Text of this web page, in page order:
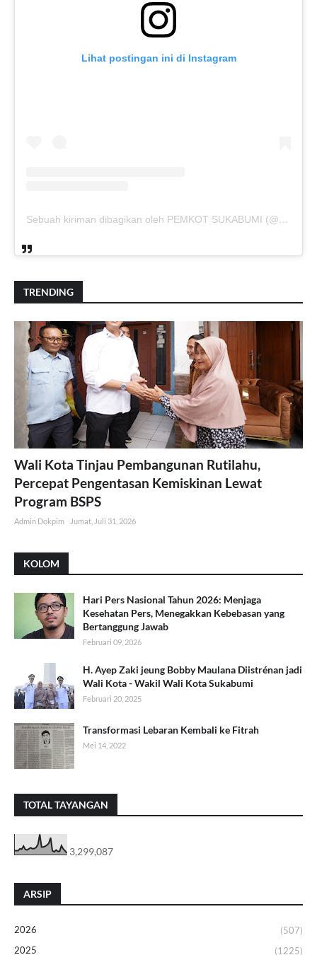
Lihat postingan ini di Instagram
Sebuah kiriman dibagikan oleh PEMKOT SUKABUMI (@pemkotsukabumi_)
TRENDING
Wali Kota Tinjau Pembangunan Rutilahu,
Percepat Pengentasan Kemiskinan Lewat
Program BSPS
Admin Dokpim Jumat, Juli 31, 2026
KOLOM
Hari Pers Nasional Tahun 2026: Menjaga
Kesehatan Pers, Menegakkan Kebebasan yang
Bertanggung Jawab
Februari 09, 2026
H. Ayep Zaki jeung Bobby Maulana Diistrénan jadi
Wali Kota - Wakil Wali Kota Sukabumi
Februari 20, 2025
Transformasi Lebaran Kembali ke Fitrah
Mei 14, 2022
TOTAL TAYANGAN
3,299,087
ARSIP
2026
(507)
2025
(1225)